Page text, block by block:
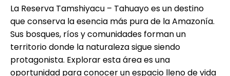
La Reserva Tamshiyacu – Tahuayo es un destino
que conserva la esencia más pura de la Amazonía.
Sus bosques, ríos y comunidades forman un
territorio donde la naturaleza sigue siendo
protagonista. Explorar esta área es una
oportunidad para conocer un espacio lleno de vida